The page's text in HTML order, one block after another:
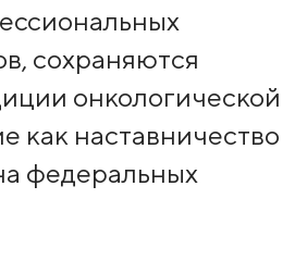
сохраняются
онкологической
как наставничество
федеральных